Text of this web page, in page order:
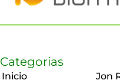
Categorias
Inicio Jon